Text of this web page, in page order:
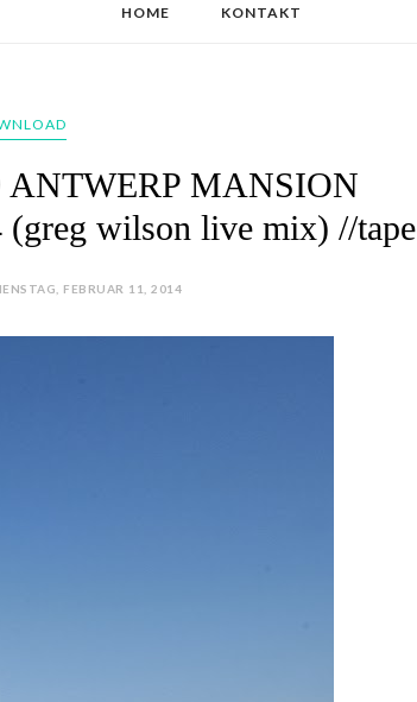
HOME KONTAKT
MANSION
wilson live mix) //tape
FEBRUAR 11, 2014